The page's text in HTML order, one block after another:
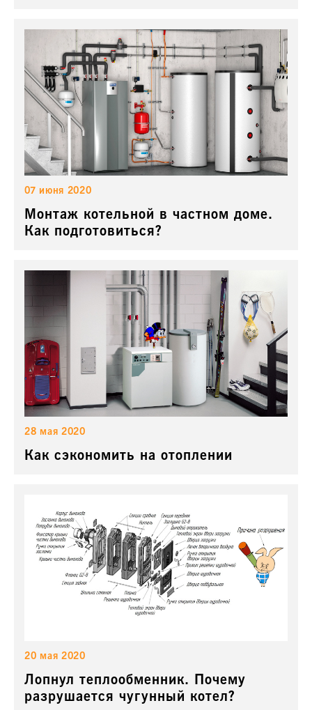
07 июня 2020
Монтаж котельной в частном доме.
Как подготовиться?
28 мая 2020
Как сэкономить на отоплении
20 мая 2020
Лопнул теплообменник. Почему
разрушается чугунный котел?